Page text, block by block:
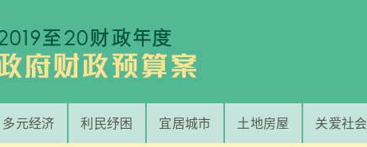
多元经济 利民纾困 宜居城市 土地房屋 关爱社会